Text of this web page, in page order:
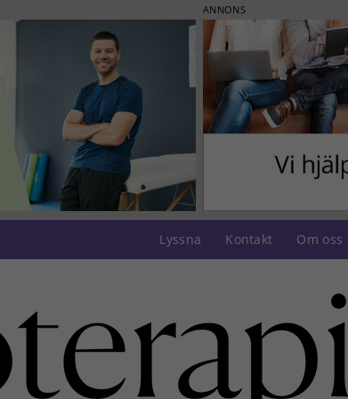
ANNONS
Lyssna Kontakt Om oss